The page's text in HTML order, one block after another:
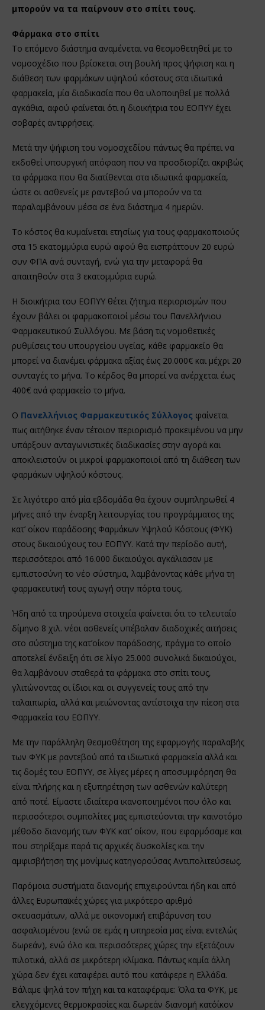
μπορούν να τα παίρνουν στο σπίτι τους.
Φάρμακα στο σπίτι
Το επόμενο διάστημα αναμένεται να θεσμοθετηθεί με το
νομοσχέδιο που βρίσκεται στη βουλή προς ψήφιση και η
διάθεση των φαρμάκων υψηλού κόστους στα ιδιωτικά
φαρμακεία, μία διαδικασία που θα υλοποιηθεί με πολλά
αγκάθια, αφού φαίνεται ότι η διοικήτρια του ΕΟΠΥΥ έχει
σοβαρές αντιρρήσεις.
Μετά την ψήφιση του νομοσχεδίου πάντως θα πρέπει να
εκδοθεί υπουργική απόφαση που να προσδιορίζει ακριβώς
τα φάρμακα που θα διατίθενται στα ιδιωτικά φαρμακεία,
ώστε οι ασθενείς με ραντεβού να μπορούν να τα
παραλαμβάνουν μέσα σε ένα διάστημα 4 ημερών.
Το κόστος θα κυμαίνεται ετησίως για τους φαρμακοποιούς
στα 15 εκατομμύρια ευρώ αφού θα εισπράττουν 20 ευρώ
συν ΦΠΑ ανά συνταγή, ενώ για την μεταφορά θα
απαιτηθούν στα 3 εκατομμύρια ευρώ.
Η διοικήτρια του ΕΟΠΥΥ θέτει ζήτημα περιορισμών που
έχουν βάλει οι φαρμακοποιοί μέσω του Πανελλήνιου
Φαρμακευτικού Συλλόγου. Με βάση τις νομοθετικές
ρυθμίσεις του υπουργείου υγείας, κάθε φαρμακείο θα
μπορεί να διανέμει φάρμακα αξίας έως 20.000€ και μέχρι 20
συνταγές το μήνα. Το κέρδος θα μπορεί να ανέρχεται έως
400€ ανά φαρμακείο το μήνα.
Ο Πανελλήνιος Φαρμακευτικός Σύλλογος φαίνεται
πως αιτήθηκε έναν τέτοιον περιορισμό προκειμένου να μην
υπάρξουν ανταγωνιστικές διαδικασίες στην αγορά και
αποκλειστούν οι μικροί φαρμακοποιοί από τη διάθεση των
φαρμάκων υψηλού κόστους.
Σε λιγότερο από μία εβδομάδα θα έχουν συμπληρωθεί 4
μήνες από την έναρξη λειτουργίας του προγράμματος της
κατ’ οίκον παράδοσης Φαρμάκων Υψηλού Κόστους (ΦΥΚ)
στους δικαιούχους του ΕΟΠΥΥ. Κατά την περίοδο αυτή,
περισσότεροι από 16.000 δικαιούχοι αγκάλιασαν με
εμπιστοσύνη το νέο σύστημα, λαμβάνοντας κάθε μήνα τη
φαρμακευτική τους αγωγή στην πόρτα τους.
Ήδη από τα τηρούμενα στοιχεία φαίνεται ότι το τελευταίο
δίμηνο 8 χιλ. νέοι ασθενείς υπέβαλαν διαδοχικές αιτήσεις
στο σύστημα της κατ’οίκον παράδοσης, πράγμα το οποίο
αποτελεί ένδειξη ότι σε λίγο 25.000 συνολικά δικαιούχοι,
θα λαμβάνουν σταθερά τα φάρμακα στο σπίτι τους,
γλιτώνοντας οι ίδιοι και οι συγγενείς τους από την
ταλαιπωρία, αλλά και μειώνοντας αντίστοιχα την πίεση στα
Φαρμακεία του ΕΟΠΥΥ.
Με την παράλληλη θεσμοθέτηση της εφαρμογής παραλαβής
των ΦΥΚ με ραντεβού από τα ιδιωτικά φαρμακεία αλλά και
τις δομές του ΕΟΠΥΥ, σε λίγες μέρες η αποσυμφόρηση θα
είναι πλήρης και η εξυπηρέτηση των ασθενών καλύτερη
από ποτέ. Είμαστε ιδιαίτερα ικανοποιημένοι που όλο και
περισσότεροι συμπολίτες μας εμπιστεύονται την καινοτόμο
μέθοδο διανομής των ΦΥΚ κατ’ οίκον, που εφαρμόσαμε και
που στηρίξαμε παρά τις αρχικές δυσκολίες και την
αμφισβήτηση της μονίμως κατηγορούσας Αντιπολιτεύσεως.
Παρόμοια συστήματα διανομής επιχειρούνται ήδη και από
άλλες Ευρωπαϊκές χώρες για μικρότερο αριθμό
σκευασμάτων, αλλά με οικονομική επιβάρυνση του
ασφαλισμένου (ενώ σε εμάς η υπηρεσία μας είναι εντελώς
δωρεάν), ενώ όλο και περισσότερες χώρες την εξετάζουν
πιλοτικά, αλλά σε μικρότερη κλίμακα. Πάντως καμία άλλη
χώρα δεν έχει καταφέρει αυτό που κατάφερε η Ελλάδα.
Βάλαμε ψηλά τον πήχη και τα καταφέραμε: Όλα τα ΦΥΚ, με
ελεγχόμενες θερμοκρασίες και δωρεάν διανομή κατ΄οίκον